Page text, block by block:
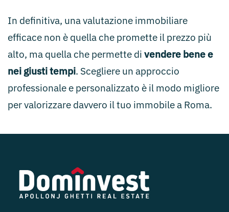
In definitiva, una valutazione immobiliare
efficace non è quella che promette il prezzo più
alto, ma quella che permette di vendere bene e
nei giusti tempi. Scegliere un approccio
professionale e personalizzato è il modo migliore
per valorizzare davvero il tuo immobile a Roma.